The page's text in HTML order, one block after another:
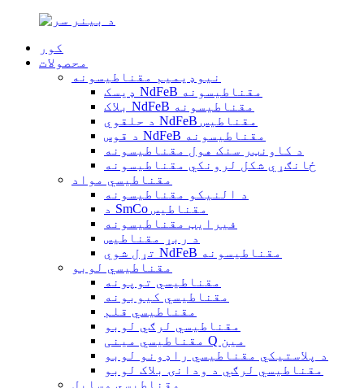
کور
محصولات
نیوډیمیم مقناطیسونه
ډیسک NdFeB مقناطیسونه
بلاک NdFeB مقناطیسونه
د حلقوي NdFeB مقناطیس
د قوس NdFeB مقناطیسونه
د کاونټر سنک هول مقناطیسونه
ځانګړي شکل لرونکي مقناطیسونه
مقناطیسي مواد
د النیکو مقناطیسونه
د SmCo مقناطیس
فیرایټ مقناطیسونه
د ربړ مقناطیس
تړل شوي NdFeB مقناطیسونه
مقناطیسي لوبو
مقناطیسي توپونه
مقناطیسي کیوبونه
مقناطیسي قلم
مقناطیسي لرګي لوبو
مقناطیسي مینی Q مین
د پلاستيکي مقناطیسي راډونو لوبو
مقناطیسي لرګي د ودانۍ بلاک لوبو
مقناطیسي وسایل